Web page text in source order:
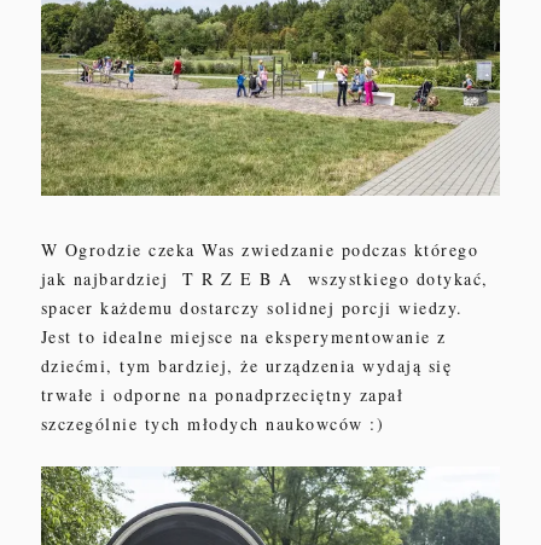
W Ogrodzie czeka Was zwiedzanie podczas którego
jak najbardziej T R Z E B A wszystkiego dotykać,
spacer każdemu dostarczy solidnej porcji wiedzy.
Jest to idealne miejsce na eksperymentowanie z
dziećmi, tym bardziej, że urządzenia wydają się
trwałe i odporne na ponadprzeciętny zapał
szczególnie tych młodych naukowców :)